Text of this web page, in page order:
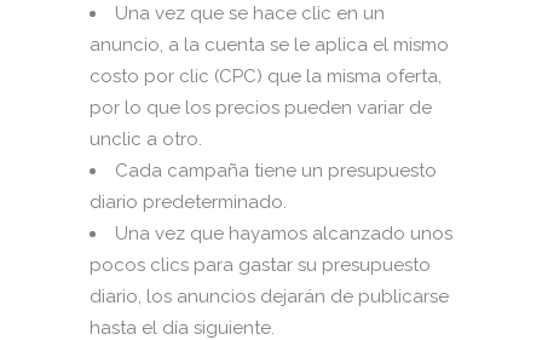
Una vez que se hace clic en un
anuncio, a la cuenta se le aplica el mismo
costo por clic (CPC) que la misma oferta,
por lo que los precios pueden variar de
unclic a otro.
Cada campaña tiene un presupuesto
diario predeterminado.
Una vez que hayamos alcanzado unos
pocos clics para gastar su presupuesto
diario, los anuncios dejarán de publicarse
hasta el día siguiente.